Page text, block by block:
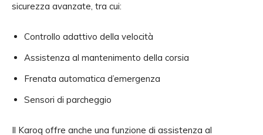
sicurezza avanzate, tra cui:
Controllo adattivo della velocità
Assistenza al mantenimento della corsia
Frenata automatica d’emergenza
Sensori di parcheggio
Il Karoq offre anche una funzione di assistenza al